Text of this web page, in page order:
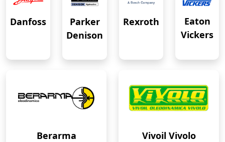
Danfoss
Parker
Denison
Rexroth
Eaton
Vickers
Berarma Vivoil Vivolo